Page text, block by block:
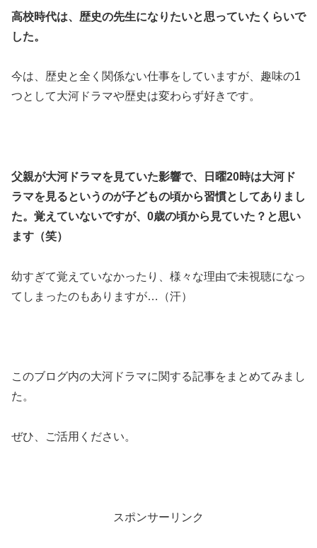
高校時代は、歴史の先生になりたいと思っていたくらいで
した。
今は、歴史と全く関係ない仕事をしていますが、趣味の1
つとして大河ドラマや歴史は変わらず好きです。
父親が大河ドラマを見ていた影響で、日曜20時は大河ド
ラマを見るというのが子どもの頃から習慣としてありまし
た。覚えていないですが、0歳の頃から見ていた？と思い
ます（笑）
幼すぎて覚えていなかったり、様々な理由で未視聴になっ
てしまったのもありますが…（汗）
このブログ内の大河ドラマに関する記事をまとめてみまし
た。
ぜひ、ご活用ください。
スポンサーリンク